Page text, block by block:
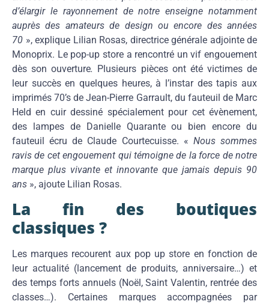
d’élargir le rayonnement de notre enseigne notamment
auprès des amateurs de design ou encore des années
70 », explique Lilian Rosas, directrice générale adjointe de
Monoprix. Le pop-up store a rencontré un vif engouement
dès son ouverture. Plusieurs pièces ont été victimes de
leur succès en quelques heures, à l’instar des tapis aux
imprimés 70’s de Jean-Pierre Garrault, du fauteuil de Marc
Held en cuir dessiné spécialement pour cet évènement,
des lampes de Danielle Quarante ou bien encore du
fauteuil écru de Claude Courtecuisse. « Nous sommes
ravis de cet engouement qui témoigne de la force de notre
marque plus vivante et innovante que jamais depuis 90
ans », ajoute Lilian Rosas.
La fin des boutiques
classiques ?
Les marques recourent aux pop up store en fonction de
leur actualité (lancement de produits, anniversaire…) et
des temps forts annuels (Noël, Saint Valentin, rentrée des
classes…). Certaines marques accompagnées par